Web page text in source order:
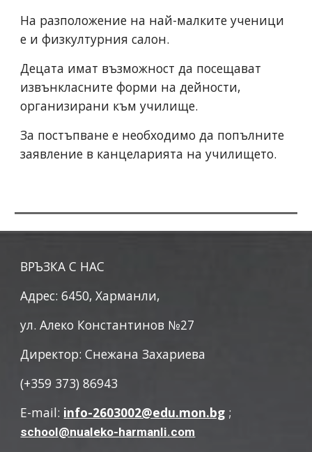
На разположение на най-малките ученици
е и физкултурния салон.
Децата имат възможност да посещават
извънкласните форми на дейности,
организирани към училище.
За постъпване е необходимо да попълните
заявление в канцеларията на училището.
ВРЪЗКА С НАС
Адрес: 6450, Харманли,
ул. Алеко Константинов №27
Директор: Снежана Захариева
(+359 373) 86943
E-mail: info-2603002@edu.mon.bg ;
school@nualeko-harmanli.com